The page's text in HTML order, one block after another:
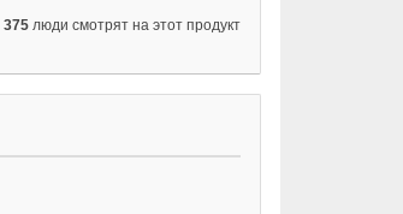
375 люди смотрят на этот продукт